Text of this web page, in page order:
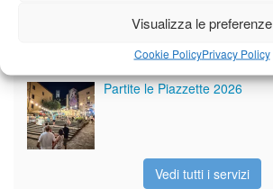
Visualizza le preferenze
Cookie PolicyPrivacy Policy
dedicata al patrono
Partite le Piazzette 2026
Vedi tutti i servizi